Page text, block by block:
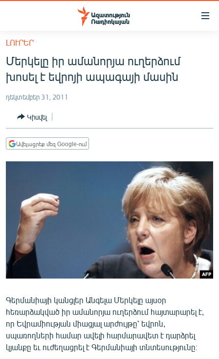
Մատչելիության
հիմնական
բովանդակությանը
Անցնել
հիմնական
մենյուին
ՀԱՅԱՍՏԱՆ
ՔԱՂԱՔԱԿԱՆ
ԸՆՏՐՈՒԹՅՈՒՆՆԵՐ 2026
ԻՐԱՎՈՒՆՔ
ՀԱՍԱՐԱԿՈՒԹՅՈՒՆ
ՊԱՏԵՐԱԶՄԻ 6 ՇԱԲԱԹՆԵՐԸ
ՏԱՐԱԾԱՇՐՋԱՆ
ՄԻՋԱԶԳԱՅԻՆ
ՄՇԱԿՈՒՅԹ
ՍՊՈՐՏ
ՄԵԿՆԱԲԱՆՈՒԹՅՈՒՆ
ՏՏ ԵՒ ԻՆՏԵՐՆԵՏ
ԿՈՐՈՆԱՎԻՐՈՒՍ
ԱՐԽԻՎ
ՏԵՍԱՆՅՈՒԹԵՐ
ԼՈՒՐԵՐ
Մերկելը իր ամանորյա ուղերձում
խոսել է եվրոյի ապագայի մասին
դեկտեմբեր 31, 2011
Կիսվել
Ավելացրեք մեզ Google-ում
Գերմանիայի կանցլեր Անգելա Մերկելը այսօր
հեռարձակված իր ամանորյա ուղերձում հայտարարել է,
որ Եվրամիության միացյալ արժույթը՝ եվրոն,
սպառողների համար ավելի հարմարավետ է դարձրել
կյանքը եւ ուժեղացրել է Գերմանիայի տնտեսությունը։